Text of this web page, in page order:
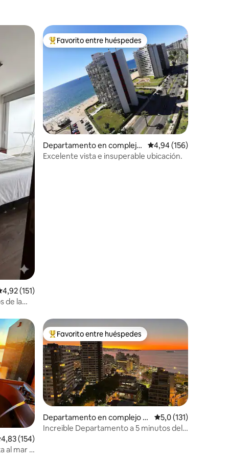
promedio: 4,92 de 5. 151 evaluaciones
4,92 (151)
de la
Favorito entre los huéspedes más destacados
Favorito entre huéspedes
Departamento en complejo
residencial en Viña del Mar
Calificación promedio:
4,94 (156)
Excelente vista e insuperable ubicación.
promedio: 4,83 de 5. 154 evaluaciones
4,83 (154)
al mar y
Favorito entre los huéspedes más destacados
Favorito entre huéspedes
Departamento en complejo re
sidencial en Viña del Mar
Calificación
5,0 (131)
Increible Departamento a 5 minutos del